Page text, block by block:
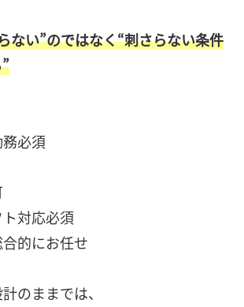
ない”のではなく“刺さらない条件
必須
対応必須
的にお任せ
のままでは、